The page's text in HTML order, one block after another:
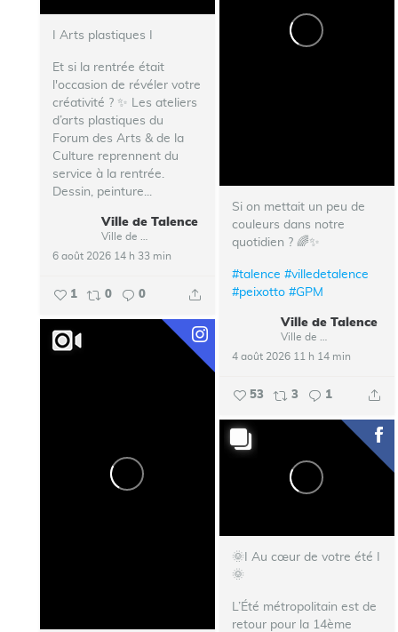
I Arts plastiques I
Et si la rentrée était
l'occasion de révéler votre
créativité ? ✨ Les ateliers
d’arts plastiques du
Forum des Arts & de la
Culture reprennent du
service à la rentrée.
Dessin, peinture...
Ville de Talence
6 août 2026 14 h 33 min
1 0 0
Si on mettait un peu de
couleurs dans notre
quotidien ? 🌈✨
#talence #villedetalence
#peixotto #GPM
Ville de Talence
4 août 2026 11 h 14 min
53 3 1
🌞I Au cœur de votre été I
🌞
L’Été métropolitain est de
retour pour la 14ème